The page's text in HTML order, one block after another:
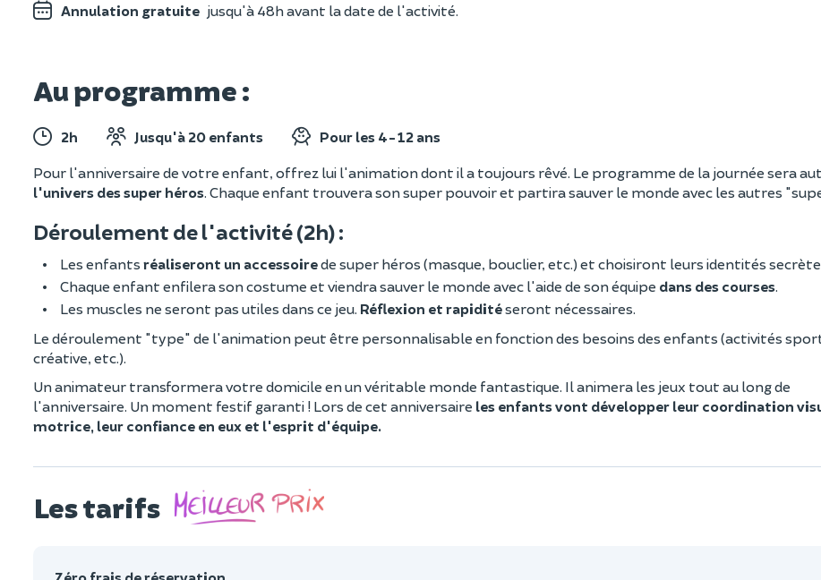
Annulation gratuite jusqu'à 48h avant la date de l'activité.
Au programme :
2h Jusqu'à 20 enfants Pour les 4-12 ans
Pour l'anniversaire de votre enfant, offrez lui l'animation dont il a toujours rêvé. Le programme de la journée sera
l'univers des super héros. Chaque enfant trouvera son super pouvoir et partira sauver le monde avec les autres
Déroulement de l'activité (2h) :
Les enfants réaliseront un accessoirede super héros (masque, bouclier, etc.) et choisiront leurs identités
Chaque enfant enfilera son costume et viendra sauver le monde avec l'aide de son équipe dans des courses.
Les muscles ne seront pas utiles dans ce jeu. Réflexion et rapiditéseront nécessaires.
Le déroulement "type" de l'animation peut être personnalisable en fonction des besoins des enfants (activités
créative, etc.).
Un animateur transformera votre domicile en un véritable monde fantastique. Il animera les jeux tout au long de
l'anniversaire. Un moment festif garanti ! Lors de cet anniversaire les enfants vont développer leur coordination
motrice, leur confiance en eux et l'esprit d'équipe.
Les tarifs